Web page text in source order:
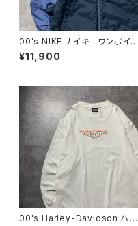
00's NIKE ナイキ ワンポイン
ト ラベルロゴ バイカラー
中綿 ナイロンジャケット
¥11,900
00's Harley-Davidson ハー